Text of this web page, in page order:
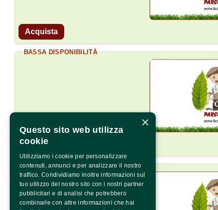
Acquista
BASSA DISPONIBILITÀ
Acquista
BASSA DISPONIBILITÀ
×
Questo sito web utilizza
cookie
Utilizziamo i cookie per personalizzare
contenuti, annunci e per analizzare il nostro
traffico. Condividiamo inoltre informazioni sul
tuo utilizzo del nostro sito con i nostri partner
pubblicitari e di analisi che potrebbero
combinarle con altre informazioni che hai